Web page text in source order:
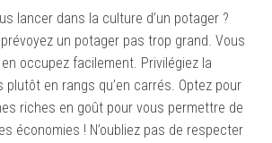
lancer dans la culture d’un potager ?
un potager pas trop grand. Vous
occupez facilement. Privilégiez la
plutôt en rangs qu’en carrés. Optez pour
riches en goût pour vous permettre de
économies ! N’oubliez pas de respecter